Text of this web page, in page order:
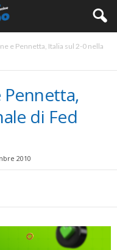
e Pennetta, Italia sul 2-0 nella
Pennetta,
di Fed
2010